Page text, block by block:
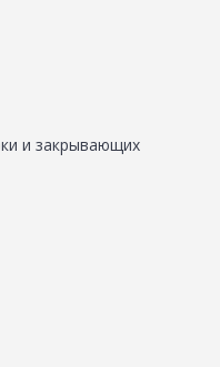
и закрывающих